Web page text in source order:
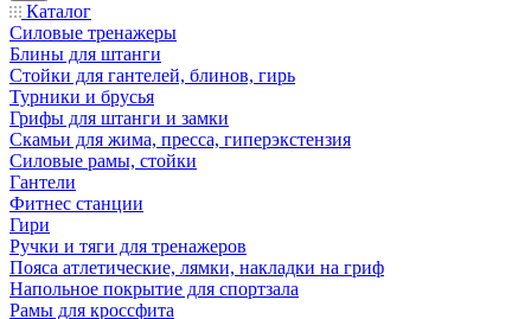
Каталог
Силовые тренажеры
Блины для штанги
Стойки для гантелей, блинов, гирь
Турники и брусья
Грифы для штанги и замки
Скамьи для жима, пресса, гиперэкстензия
Силовые рамы, стойки
Гантели
Фитнес станции
Гири
Ручки и тяги для тренажеров
Пояса атлетические, лямки, накладки на гриф
Напольное покрытие для спортзала
Рамы для кроссфита